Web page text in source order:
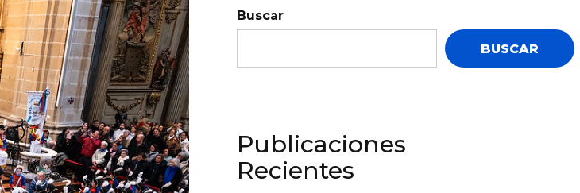
Buscar
BUSCAR
Publicaciones
Recientes